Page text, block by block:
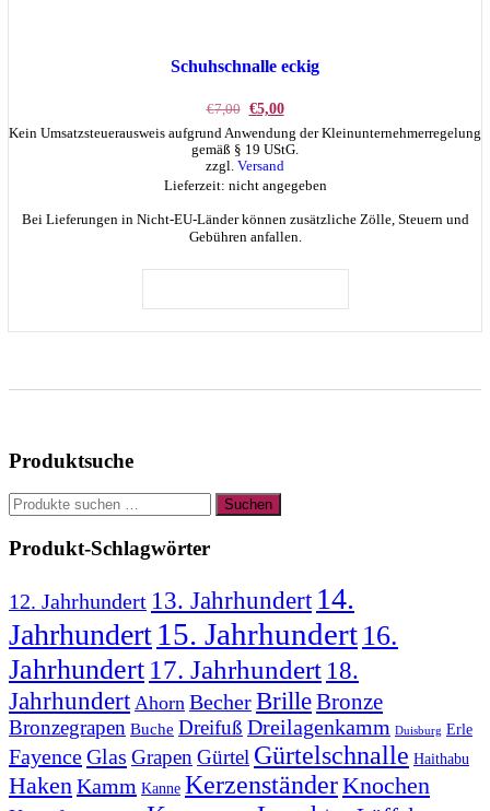
Schuhschnalle eckig
€7,00 Ursprünglicher
Preis
war:
€7,00
€5,00Aktueller
Preis
ist:
€5,00.
Kein Umsatzsteuerausweis aufgrund Anwendung der Kleinunternehmerregelung
gemäß § 19 UStG.
zzgl. Versand
Lieferzeit: nicht angegeben
Bei Lieferungen in Nicht-EU-Länder können zusätzliche Zölle, Steuern und
Gebühren anfallen.
Produktsuche
Suchen
nach:
Suchen
Produkt-Schlagwörter
12. Jahrhundert 13. Jahrhundert 14.
Jahrhundert15. Jahrhundert 16.
Jahrhundert 17. Jahrhundert 18.
Jahrhundert Ahorn BecherBrilleBronze
Bronzegrapen Buche Dreifuß Dreilagenkamm Duisburg Erle
FayenceGlas Grapen Gürtel Gürtelschnalle Haithabu
Haken Kamm Kanne KerzenständerKnochen